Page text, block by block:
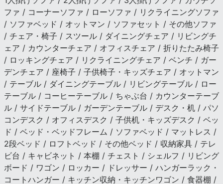
ファ / コーナーソファ / ローソファ / リクライニングソファ
/ ソファベッド / オットマン / ソファセット / その他ソファ
/ チェア・椅子 / スツール / ダイニングチェア / リビングチ
ェア / カウンターチェア / オフィスチェア / 折りたたみ椅子
/ ロッキングチェア / リクライニングチェア / ベンチ / ガー
デンチェア / 座椅子 / 子供椅子・キッズチェア / オットマン
/ テーブル / ダイニングテーブル / リビングテーブル / ロー
テーブル / コーヒーテーブル / ちゃぶ台 / カウンターテーブ
ル / サイドテーブル / ガーデンテーブル / デスク・机 / パソ
コンデスク / オフィスデスク / 子供机・キッズデスク / ベッ
ド / ベッド・ベッドフレーム / ソファベッド / マットレス /
2段ベッド / ロフトベッド / その他ベッド / 収納家具 / テレ
ビ台 / キャビネット / 本棚 / チェスト / シェルフ / リビング
ボード / ワゴン / ロッカー / ドレッサー / ハンガーラック・
コートハンガー / キッチン収納・キッチンワゴン / 食器棚 /